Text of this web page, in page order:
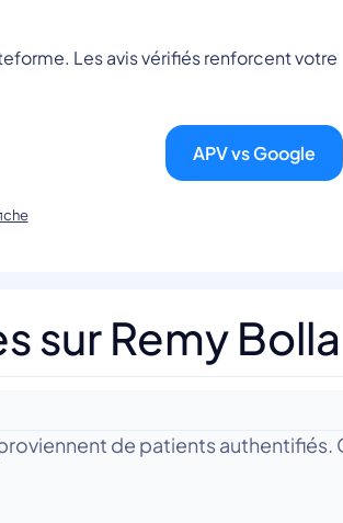
Les avis vérifiés renforcent votre
APV vs Google
sur Remy Bolla
de patients